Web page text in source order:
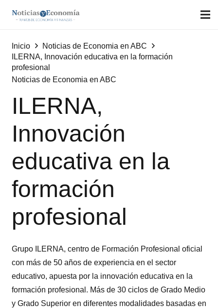
Inicio
Noticias de Economia en ABC
ILERNA, Innovación educativa en la formación
profesional
Noticias de Economia en ABC
ILERNA,
Innovación
educativa en la
formación
profesional
Grupo ILERNA, centro de Formación Profesional oficial
con más de 50 años de experiencia en el sector
educativo, apuesta por la innovación educativa en la
formación profesional. Más de 30 ciclos de Grado Medio
y Grado Superior en diferentes modalidades basadas en